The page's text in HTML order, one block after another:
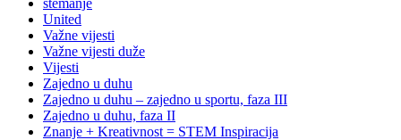
United
Važne vijesti
Važne vijesti duže
Vijesti
Zajedno u duhu
Zajedno u duhu – zajedno u sportu, faza III
Zajedno u duhu, faza II
Znanje + Kreativnost = STEM Inspiracija